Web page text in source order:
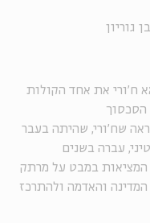
גוריון
ח'ורי את אחד הקולות
הסכסוך
שח'ורי, שהיתה בעבר
עברה בשנים
המציאות במבט על מרתק
והאדמה ולהתרכז